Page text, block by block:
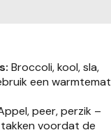
Broccoli, kool, sla,
een warmtemat
peer, perzik –
voordat de